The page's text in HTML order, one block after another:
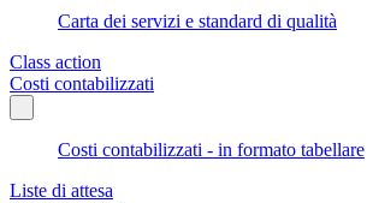
Carta dei servizi e standard di qualità
Class action
Costi contabilizzati
Costi contabilizzati - in formato tabellare
Liste di attesa